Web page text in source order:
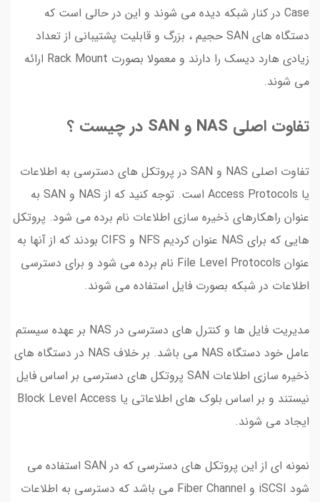
Case در کنار شبکه دیده می شوند و این در حالی است که
دستگاه های SAN حجیم ، بزرگ و قابلیت پشتیبانی از تعداد
زیادی هارد دیسک را دارند و معمولا بصورت Rack Mount ارائه
می شوند.
تفاوت اصلی NAS و SAN در چیست ؟
تفاوت اصلی NAS و SAN در پروتکل های دسترسی به اطلاعات
یا Access Protocols است. توجه کنید که از NAS و SAN به
عنوان راهکارهای ذخیره سازی اطلاعات نام برده می شود. پروتکل
هایی که برای NAS عنوان کردیم NFS و CIFS بودند که از آنها به
عنوان File Level Protocols نام برده می شود و برای دسترسی
اطلاعات در شبکه بصورت فایل استفاده می شوند.
مدیریت فایل ها و کنترل های دسترسی در NAS بر عهده سیستم
عامل خود دستگاه NAS می باشد. بر خلاف NAS در دستگاه های
ذخیره سازی اطلاعات SAN پروتکل های دسترسی بر اساس فایل
نیستند و بر اساس بلوک های اطلاعاتی یا Block Level Access
ایجاد می شوند.
نمونه ای از این پروتکل های دسترسی که در SAN استفاده می
شود iSCSI و Fiber Channel می باشد که دسترسی به اطلاعات